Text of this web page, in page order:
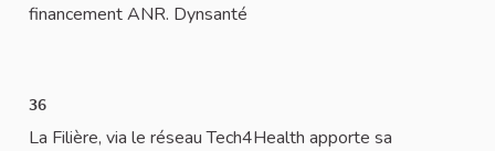
financement ANR. Dynsanté
36
La Filière, via le réseau Tech4Health apporte sa